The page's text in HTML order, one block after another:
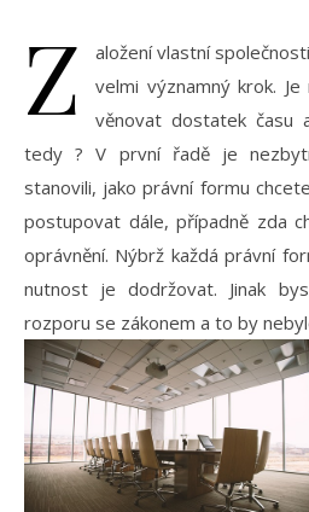
Z
aložení vlastní
velmi významný krok.
věnovat dostatek času
tedy? V první řadě je
stanovili, jako právní formu
postupovat dále, případně zda
oprávnění. Nýbrž každá právní
nutnost je dodržovat. Jinak
rozporu se zákonem a to by